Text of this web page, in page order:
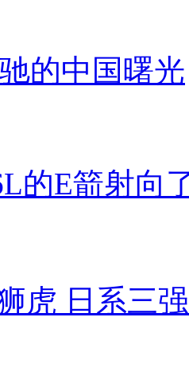
的中国曙光
的E箭射向
虎 日系三